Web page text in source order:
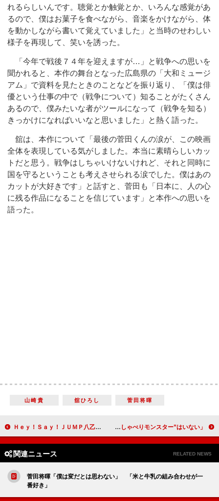
れるらしいんです。聴覚とか触覚とか、いろんな感覚があ
るので、僕はお菓子を食べながら、音楽をかけながら、体
を動かしながら書いて覚えていました」と当時のせわしい
様子を再現して、笑いを誘った。
「今年で戦後７４年を迎えますが…」と戦争への思いを
聞かれると、本作の舞台となった広島県の「大和ミュージ
アム」で資料を見たときのことなどを振り返り、「僕は俳
優という仕事の中で（戦争について）知ることがたくさん
あるので、僕みたいな者がツールになって（戦争を知る）
きっかけになればいいなと思いました」と熱く語った。
舘は、本作について「最後の菅田くんの涙が、この映画
全体を表現している気がしました。本当に素晴らしいカッ
トだと思う。戦争はしちゃいけないけれど、それと同時に
国を守るということも考えさせられる涙でした。僕はあの
カットが大好きです」と話すと、菅田も「日本に、人の心
に残る作品になることを信じています」と本作への思いを
語った。
山崎貴 舘ひろし 菅田将暉
Ｈｅｙ！Ｓａｙ！ＪＵＭＰ八乙女光と伊野尾慧が戦争というテーマに挑戦 「Ｎスペ」と「らじらー！」がコラボ放送 梶裕貴、宮野真守のエンターテイナーぶりを称賛 「ここまでの“おしゃべりモンスター”はいない」
関連ニュース RELATED NEWS
菅田将暉「僕は変だとは思わない」 「米と牛乳の組み合わせが一
番好き」